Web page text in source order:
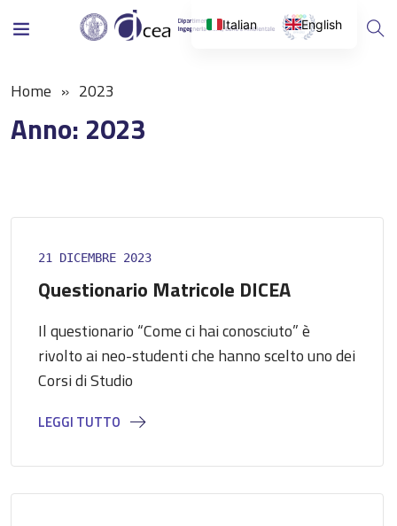
Home 2023
Anno: 2023
21 DICEMBRE 2023
Questionario Matricole DICEA
Il questionario “Come ci hai conosciuto” è
rivolto ai neo-studenti che hanno scelto uno dei
Corsi di Studio
LEGGI TUTTO
Italian English